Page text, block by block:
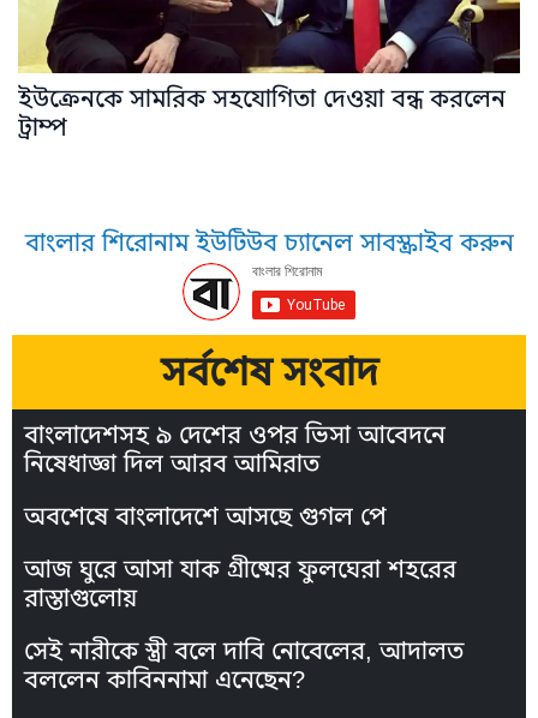
ইউক্রেনকে সামরিক সহযোগিতা দেওয়া বন্ধ করলেন
ট্রাম্প
বাংলার শিরোনাম ইউটিউব চ্যানেল সাবস্ক্রাইব করুন
সর্বশেষ সংবাদ
বাংলাদেশসহ ৯ দেশের ওপর ভিসা আবেদনে
নিষেধাজ্ঞা দিল আরব আমিরাত
অবশেষে বাংলাদেশে আসছে গুগল পে
আজ ঘুরে আসা যাক গ্রীষ্মের ফুলঘেরা শহরের
রাস্তাগুলোয়
সেই নারীকে স্ত্রী বলে দাবি নোবেলের, আদালত
বললেন কাবিননামা এনেছেন?